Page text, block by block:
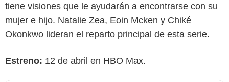
tiene visiones que le ayudarán a encontrarse con su
mujer e hijo. Natalie Zea, Eoin Mcken y Chiké
Okonkwo lideran el reparto principal de esta serie.
Estreno: 12 de abril en HBO Max.